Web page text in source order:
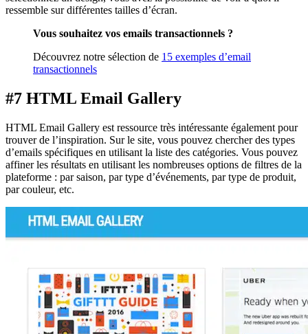
ressemble sur différentes tailles d’écran.
Vous souhaitez vos emails transactionnels ?
Découvrez notre sélection de 15 exemples d’email
transactionnels
#7 HTML Email Gallery
HTML Email Gallery est ressource très intéressante également pour
trouver de l’inspiration. Sur le site, vous pouvez chercher des types
d’emails spécifiques en utilisant la liste des catégories. Vous pouvez
affiner les résultats en utilisant les nombreuses options de filtres de la
plateforme : par saison, par type d’événements, par type de produit,
par couleur, etc.